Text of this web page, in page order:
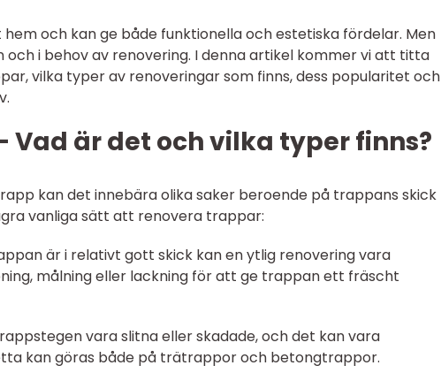
och kan ge både funktionella och estetiska fördelar. Men
i behov av renovering. I denna artikel kommer vi att titta
vilka typer av renoveringar som finns, dess popularitet och
Vad är det och vilka typer finns?
kan det innebära olika saker beroende på trappans skick
vanliga sätt att renovera trappar:
är i relativt gott skick kan en ytlig renovering vara
målning eller lackning för att ge trappan ett fräscht
vara slitna eller skadade, och det kan vara
kan göras både på trätrappor och betongtrappor.